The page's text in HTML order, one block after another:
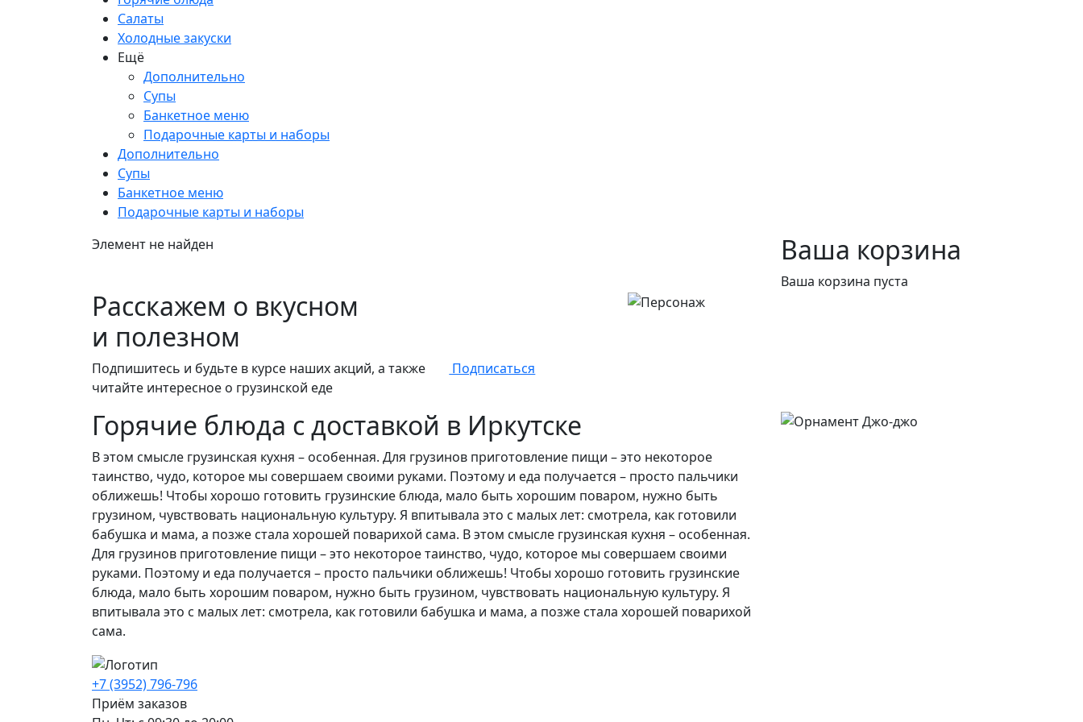
Салаты
Холодные закуски
Ещё
Дополнительно
Супы
Банкетное меню
Подарочные карты и наборы
Дополнительно
Супы
Банкетное меню
Подарочные карты и наборы
Элемент не найден
Ваша корзина
Ваша корзина пуста
Расскажем о вкусном
и полезном
Подпишитесь и будьте в курсе наших акций, а также
читайте интересное о грузинской еде
Подписаться
Горячие блюда с доставкой в Иркутске
В этом смысле грузинская кухня – особенная. Для грузинов приготовление пищи – это некоторое
таинство, чудо, которое мы совершаем своими руками. Поэтому и еда получается – просто пальчики
оближешь! Чтобы хорошо готовить грузинские блюда, мало быть хорошим поваром, нужно быть
грузином, чувствовать национальную культуру. Я впитывала это с малых лет: смотрела, как готовили
бабушка и мама, а позже стала хорошей поварихой сама. В этом смысле грузинская кухня – особенная.
Для грузинов приготовление пищи – это некоторое таинство, чудо, которое мы совершаем своими
руками. Поэтому и еда получается – просто пальчики оближешь! Чтобы хорошо готовить грузинские
блюда, мало быть хорошим поваром, нужно быть грузином, чувствовать национальную культуру. Я
впитывала это с малых лет: смотрела, как готовили бабушка и мама, а позже стала хорошей поварихой
сама.
+7 (3952) 796-796
Приём заказов